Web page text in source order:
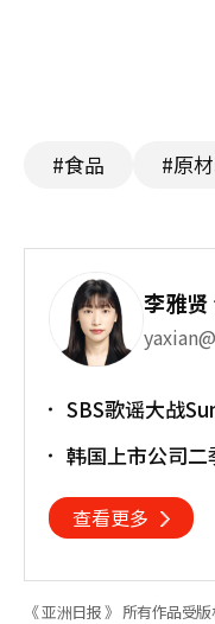
#食品 #原
李雅贤
SBS歌谣大战
韩国上市公司
查看更多
《 亚洲日报 》 所有作品受